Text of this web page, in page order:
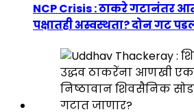
NCP Crisis : ठाकरे गटानंतर
पक्षातही अस्वस्थता? दोन गट